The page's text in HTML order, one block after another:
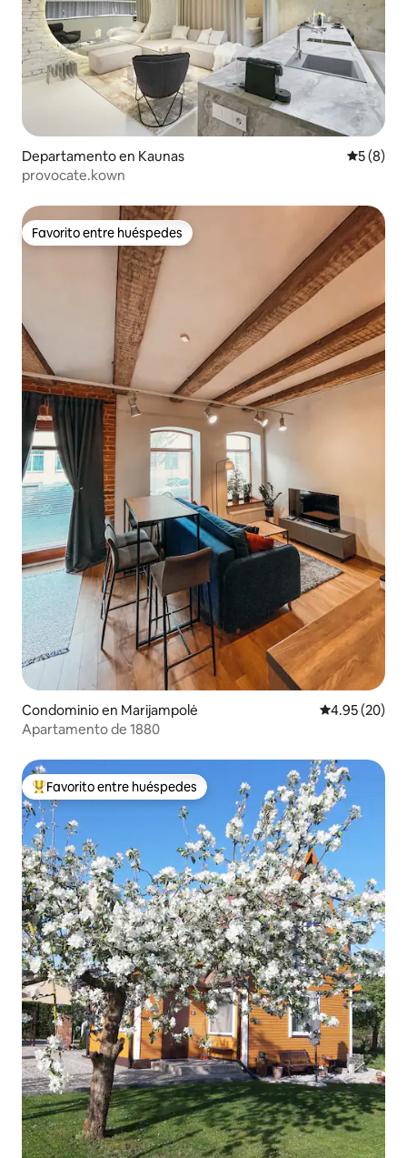
Departamento en Kaunas
5 (8)
provocate.kown
Favorito entre huéspedes
Favorito entre huéspedes
Condominio en Marijampolė Calificación
4.95 (20)
Apartamento de 1880
De los mejores en Favorito entre huéspedes
Favorito entre huéspedes